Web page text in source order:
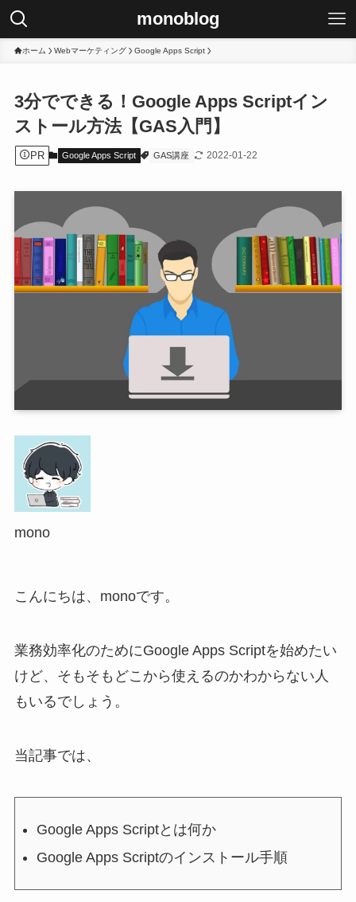
monoblog
ホーム Webマーケティング Google Apps Script
3分でできる！Google Apps Scriptイン
ストール方法【GAS入門】
PR Google Apps Script GAS講座 2022-01-22
mono
こんにちは、monoです。
業務効率化のためにGoogle Apps Scriptを始めたい
けど、そもそもどこから使えるのかわからない人
もいるでしょう。
当記事では、
Google Apps Scriptとは何か
Google Apps Scriptのインストール手順